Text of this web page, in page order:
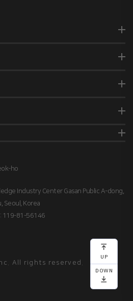
맨
위로
UP
맨
아래로
DOWN
ho
Industry Center Gasan Public A-dong,
Seoul, Korea
119-81-56146
All rights reserved.